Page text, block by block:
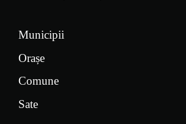
Municipii
Orașe
Comune
Sate